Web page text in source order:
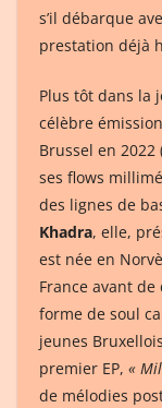
s’il débarque
prestation déjà
Plus tôt dans la
célèbre émission
Brussel en 2022
ses flows
des lignes de
Khadra, elle,
est née en
France avant
forme de soul
jeunes
premier EP, «
de mélodies